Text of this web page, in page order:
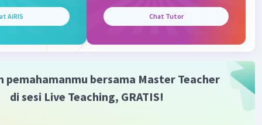
AiRIS Chat Tutor
pemahamanmu bersama Master Teacher
di sesi Live Teaching, GRATIS!